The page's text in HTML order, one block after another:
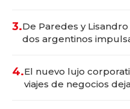
3.De Paredes y
dos argentinos
4.El nuevo lujo
viajes de negocios